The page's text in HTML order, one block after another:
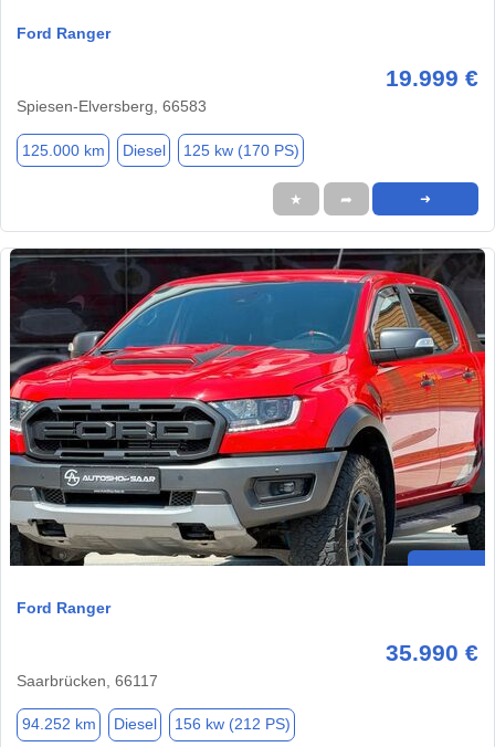
Ford Ranger
19.999 €
Spiesen-Elversberg, 66583
125.000 km Diesel 125 kw (170 PS)
★ ➦ ➜
Ford Ranger
35.990 €
Saarbrücken, 66117
94.252 km Diesel 156 kw (212 PS)